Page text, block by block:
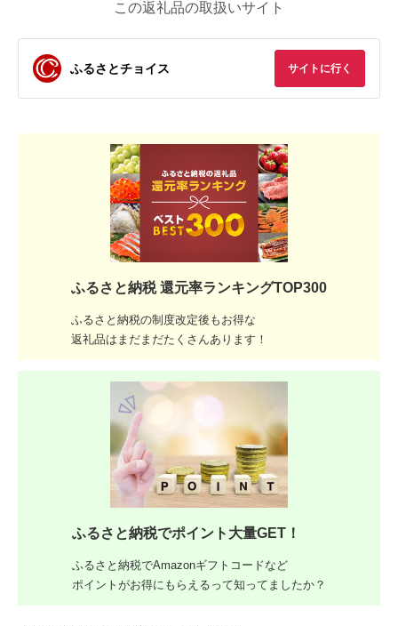
この返礼品の取扱いサイト
ふるさとチョイス サイトに行く
ふるさと納税 還元率ランキングTOP300
ふるさと納税の制度改定後もお得な
返礼品はまだまだたくさんあります！
ふるさと納税でポイント大量GET！
ふるさと納税でAmazonギフトコードなど
ポイントがお得にもらえるって知ってましたか？